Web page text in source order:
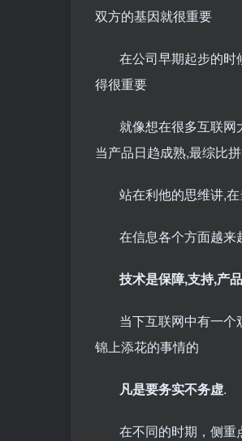
双方的基因就很重要
在公司早期起步的时
得很重要
就像想在很多互联网
当产品日趋成熟,最综比
站在利他的思维讲,
在信息各个方面越来
技术是保障,支持,产
当下互联网中有一
锦上添花的事情的
凡是要务实不务虚.
在不同的时期，侧重